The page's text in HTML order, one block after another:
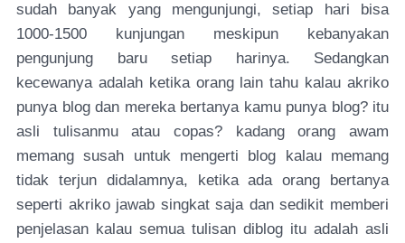
sudah banyak yang mengunjungi, setiap hari bisa
1000-1500 kunjungan meskipun kebanyakan
pengunjung baru setiap harinya. Sedangkan
kecewanya adalah ketika orang lain tahu kalau akriko
punya blog dan mereka bertanya kamu punya blog? itu
asli tulisanmu atau copas? kadang orang awam
memang susah untuk mengerti blog kalau memang
tidak terjun didalamnya, ketika ada orang bertanya
seperti akriko jawab singkat saja dan sedikit memberi
penjelasan kalau semua tulisan diblog itu adalah asli